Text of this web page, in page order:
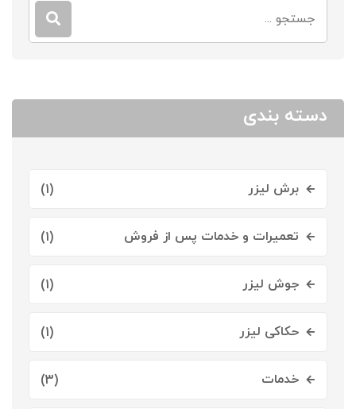
دسته بندی
برش لیزر (1)
تعمیرات و خدمات پس از فروش (1)
جوش لیزر (1)
حکاکی لیزر (1)
خدمات (3)